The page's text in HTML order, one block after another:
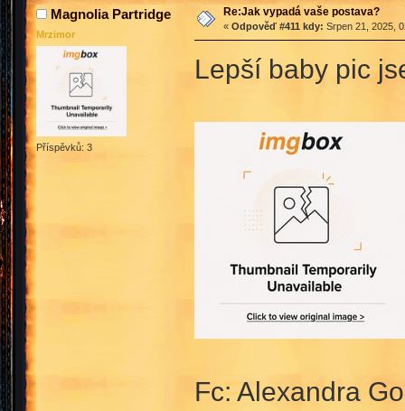
Magnolia Partridge
Mrzimor
Příspěvků: 3
Re:Jak vypadá vaše postava?
« Odpověď #411 kdy: Srpen 21, 2025,
Lepší baby pic
Fc: Alexandra